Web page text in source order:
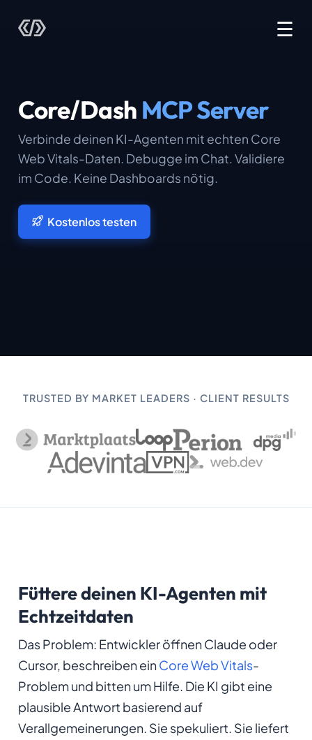
☰
Core/Dash MCP Server
Verbinde deinen KI-Agenten mit echten Core
Web Vitals-Daten. Debugge im Chat. Validiere
im Code. Keine Dashboards nötig.
Kostenlos testen
TRUSTED BY MARKET LEADERS · CLIENT RESULTS
Füttere deinen KI-Agenten mit
Echtzeitdaten
Das Problem: Entwickler öffnen Claude oder
Cursor, beschreiben einCore Web Vitals-
Problem und bitten um Hilfe. Die KI gibt eine
plausible Antwort basierend auf
Verallgemeinerungen. Sie spekuliert. Sie liefert